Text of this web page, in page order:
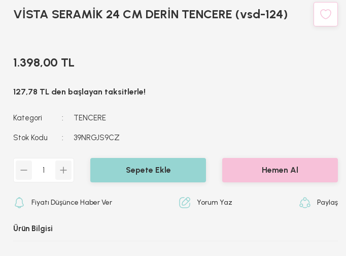
VİSTA SERAMİK 24 CM DERİN TENCERE (vsd-124)
1.398,00 TL
127,78 TL den başlayan taksitlerle!
Kategori TENCERE
Stok Kodu 39NRGJS9CZ
Sepete Ekle Hemen Al
Fiyatı Düşünce Haber Ver Yorum Yaz Paylaş
Ürün Bilgisi